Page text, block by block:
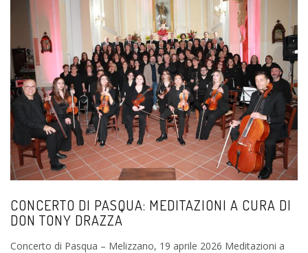
CONCERTO DI PASQUA: MEDITAZIONI A CURA DI
DON TONY DRAZZA
Concerto di Pasqua – Melizzano, 19 aprile 2026 Meditazioni a